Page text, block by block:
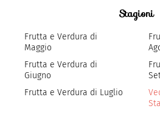
Stagioni
Frutta e Verdura di
Maggio
Frutta e Verdura di
Giugno
Frutta e Verdura di Luglio